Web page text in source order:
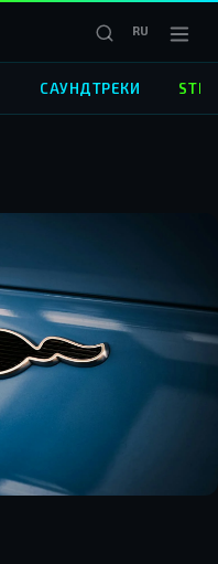
RU
САУНДТРЕКИ